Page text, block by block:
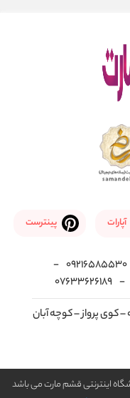
آپارات پینترست
09216585530
-
-
07633626189
کوی پرواز – کوچه آبان
اینترنتی قشم مارت می باشد